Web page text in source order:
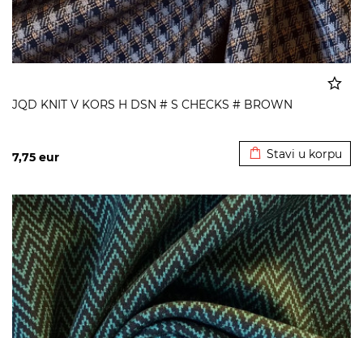
JQD KNIT V KORS H DSN # S CHECKS # BROWN
7,75 eur Stavi u korpu